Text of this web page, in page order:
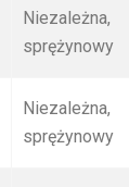
Niezależna,
sprężynowy
Niezależna,
sprężynowy